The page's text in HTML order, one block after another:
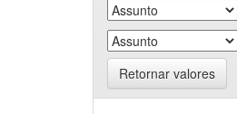
Retornar valores